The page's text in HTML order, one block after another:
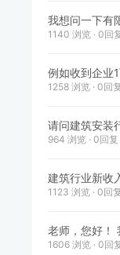
我想问一下有
1140 浏览 · 0回
例如收到企业
1258 浏览 · 0回
请问建筑安装
964 浏览 · 0回复
建筑行业新收
1123 浏览 · 0回
老师，您好！
1606 浏览 · 0回